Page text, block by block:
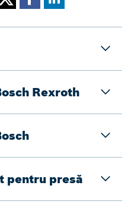
Rexroth
pentru presă